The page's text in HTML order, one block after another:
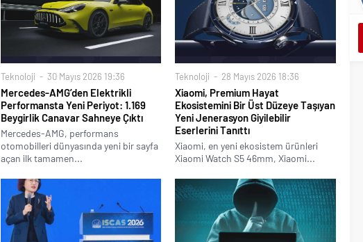
Teknoloji 30 Mayıs 2026 19:36
Mercedes-AMG’den Elektrikli
Performansta Yeni Periyot: 1.169
Beygirlik Canavar Sahneye Çıktı
Mercedes-AMG, performans
otomobilleri dünyasında yeni bir sayfa
açan ilk tamamen...
Teknoloji 28 Mayıs 2026 18:36
Xiaomi, Premium Hayat
Ekosistemini Bir Üst Düzeye Taşıyan
Yeni Jenerasyon Giyilebilir
Eserlerini Tanıttı
Xiaomi, en yeni ekosistem ürünleri
Xiaomi Watch S5 46mm, Xiaomi...